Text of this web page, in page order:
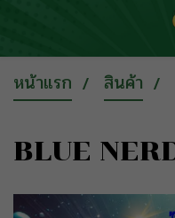
หน้าแรก สินค้า
BLUE